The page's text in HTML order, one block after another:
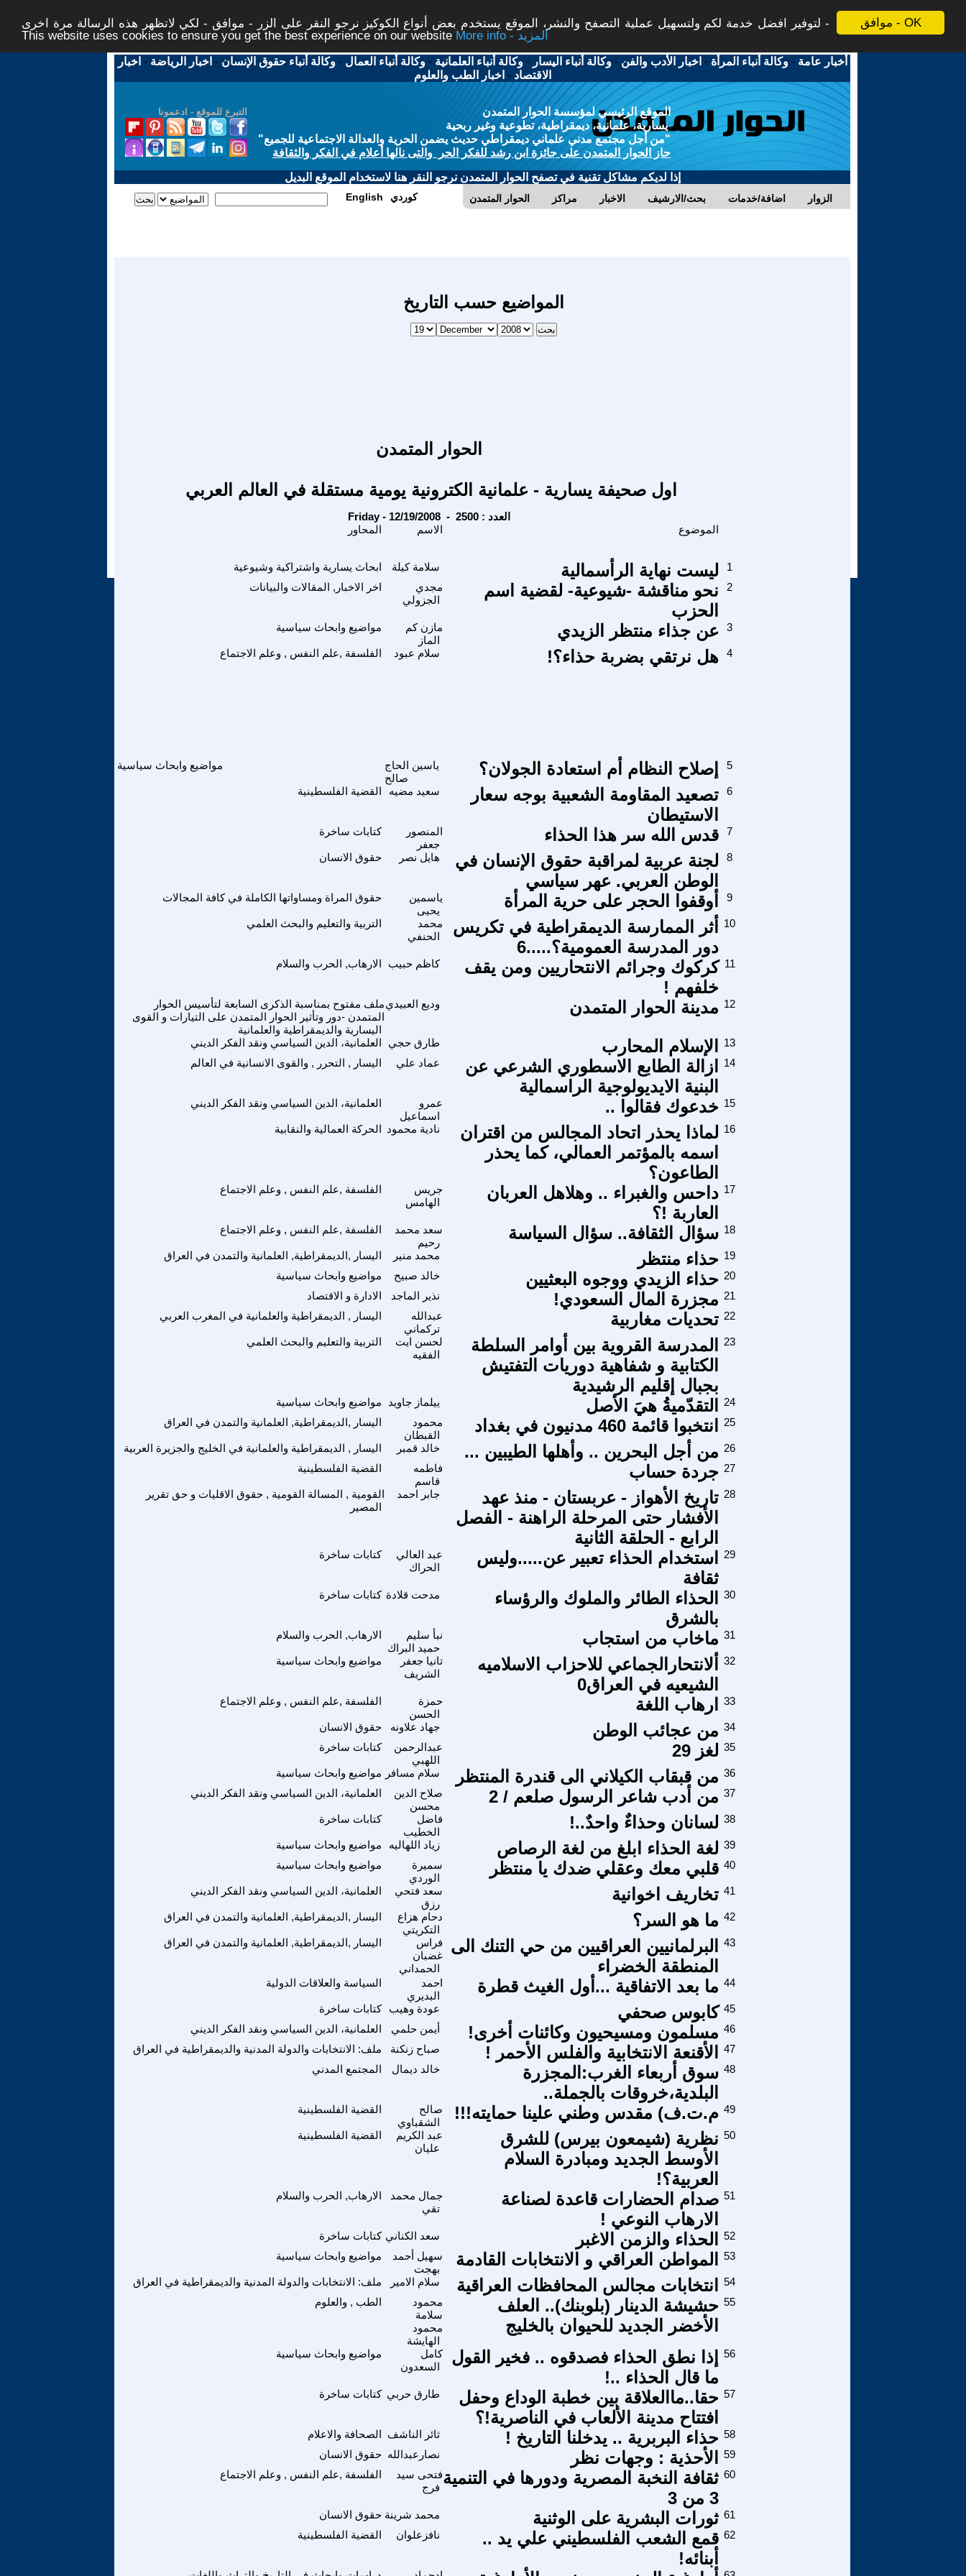
موافق - OK
لتوفير افضل خدمة لكم ولتسهيل عملية التصفح والنشر، الموقع يستخدم بعض أنواع الكوكيز نرجو النقر على الزر - موافق - لكي لاتظهر هذه الرسالة مرة اخرى -
This website uses cookies to ensure you get the best experience on our website
More info - المزيد
أخبار عامة -وكالة أنباء المرأة - اخبار الأدب والفن -وكالة أنباء اليسار -وكالة أنباء العلمانية -وكالة أنباء العمال -وكالة أنباء حقوق الإنسان - اخبار الرياضة - اخبار
الاقتصاد - اخبار الطب والعلوم
التبرع للموقع - ادعمونا
الموقع الرئيسي لمؤسسة الحوار المتمدن
يسارية، علمانية، ديمقراطية، تطوعية وغير ربحية
"من أجل مجتمع مدني علماني ديمقراطي حديث يضمن الحرية والعدالة الاجتماعية للجميع"
حاز الحوار المتمدن على جائزة ابن رشد للفكر الحر والتى نالها أعلام في الفكر والثقافة
إذا لديكم مشاكل تقنية في تصفح الحوار المتمدن نرجو النقر هنا لاستخدام الموقع البديل
الحوار المتمدن مراكز الاخبار بحث/الارشيف اضافة/خدمات الزوار English كوردي
المواضيع حسب التاريخ
الحوار المتمدن
اول صحيفة يسارية - علمانية الكترونية يومية مستقلة في العالم العربي
Friday - 12/19/2008 - العدد : 2500
الاسم الموضوع
ابحاث يسارية واشتراكية وشيوعية سلامة كيلة ليست نهاية الرأسمالية
1
اخر الاخبار, المقالات والبيانات
مجدي
الجزولي
نحو مناقشة -شيوعية- لقضية اسم
الحزب
2
مواضيع وابحاث سياسية
مازن كم
الماز
عن جذاء منتظر الزيدي 3
الفلسفة ,علم النفس , وعلم الاجتماع سلام عبود هل نرتقي بضربة حذاء؟! 4
مواضيع وابحاث سياسية
ياسين الحاج
صالح
إصلاح النظام أم استعادة الجولان؟ 5
القضية الفلسطينية سعيد مضيه
تصعيد المقاومة الشعبية بوجه سعار
الاستيطان
6
كتابات ساخرة
المنصور
جعفر
قدس الله سر هذا الحذاء 7
حقوق الانسان هايل نصر
لجنة عربية لمراقبة حقوق الإنسان في
الوطن العربي. عهر سياسي
8
حقوق المراة ومساواتها الكاملة في كافة المجالات
ياسمين
يحيى
أوقفوا الحجر على حرية المرأة 9
التربية والتعليم والبحث العلمي
محمد
الحنفي
أثر الممارسة الديمقراطية في تكريس
دور المدرسة العمومية؟.....6
10
الارهاب, الحرب والسلام كاظم حبيب
كركوك وجرائم الانتحاريين ومن يقف
خلفهم !
11
ملف مفتوح بمناسبة الذكرى السابعة لتأسيس الحوار
المتمدن -دور وتأثير الحوار المتمدن على التيارات و القوى
اليسارية والديمقراطية والعلمانية
وديع العبيدي مدينة الحوار المتمدن 12
العلمانية، الدين السياسي ونقد الفكر الديني طارق حجي الإسلام المحارب
13
اليسار , التحرر , والقوى الانسانية في العالم
عماد علي
ازالة الطابع الاسطوري الشرعي عن
البنية الايديولوجية الراسمالية
14
العلمانية، الدين السياسي ونقد الفكر الديني
عمرو
اسماعيل
خدعوك فقالوا .. 15
الحركة العمالية والنقابية نادية محمود
لماذا يحذر اتحاد المجالس من اقتران
اسمه بالمؤتمر العمالي، كما يحذر
الطاعون؟
16
الفلسفة ,علم النفس , وعلم الاجتماع
جريس
الهامس
داحس والغبراء .. وهلاهل العربان
العاربة !؟
17
الفلسفة ,علم النفس , وعلم الاجتماع
سعد محمد
رحيم
سؤال الثقافة.. سؤال السياسة 18
اليسار ,الديمقراطية, العلمانية والتمدن في العراق محمد منير حذاء منتظر 19
مواضيع وابحاث سياسية
خالد صبيح حذاء الزيدي ووجوه البعثيين 20
الادارة و الاقتصاد
نذير الماجد مجزرة المال السعودي! 21
اليسار , الديمقراطية والعلمانية في المغرب العربي
عبدالله
تركماني
تحديات مغاربية 22
التربية والتعليم والبحث العلمي
لحسن ايت
الفقيه
المدرسة القروية بين أوامر السلطة
الكتابية و شفاهية دوريات التفتيش
بجبال إقليم الرشيدية
23
مواضيع وابحاث سياسية ييلماز جاويد التقدّميةُ هيَ الأصل
24
اليسار ,الديمقراطية, العلمانية والتمدن في العراق
محمود
القبطان
انتخبوا قائمة 460 مدنيون في بغداد 25
اليسار , الديمقراطية والعلمانية في الخليج والجزيرة العربية خالد قمبر من أجل البحرين .. وأهلها الطيبين ... 26
القضية الفلسطينية
فاطمه
قاسم
جردة حساب 27
القومية , المسالة القومية , حقوق الاقليات و حق تقرير
المصير
جابر احمد
تاريخ الأهواز - عربستان - منذ عهد
الأفشار حتى المرحلة الراهنة - الفصل
الرابع - الحلقة الثانية
28
كتابات ساخرة
عبد العالي
الحراك
استخدام الحذاء تعبير عن.....وليس
ثقافة
29
كتابات ساخرة مدحت قلادة
الحذاء الطائر والملوك والرؤساء
بالشرق
30
الارهاب, الحرب والسلام
نبأ سليم
حميد البراك
ماخاب من استجاب 31
مواضيع وابحاث سياسية
تانيا جعفر
الشريف
ألانتحارالجماعي للاحزاب الاسلاميه
الشيعيه في العراق0
32
الفلسفة ,علم النفس , وعلم الاجتماع
حمزة
الحسن
ارهاب اللغة 33
حقوق الانسان جهاد علاونه من عجائب الوطن 34
كتابات ساخرة
عبدالرحمن
اللهبي
لغز 29 35
مواضيع وابحاث سياسية سلام مسافر من قبقاب الكيلاني الى قندرة المنتظر 36
العلمانية، الدين السياسي ونقد الفكر الديني
صلاح الدين
محسن
من أدب شاعر الرسول صلعم / 2 37
كتابات ساخرة
فاضل
الخطيب
لسانان وحذاءٌ واحدٌ..! 38
مواضيع وابحاث سياسية زياد اللهاليه لغة الحذاء ابلغ من لغة الرصاص 39
مواضيع وابحاث سياسية
سميرة
الوردي
قلبي معك وعقلي ضدك يا منتظر 40
العلمانية، الدين السياسي ونقد الفكر الديني
سعد فتحي
رزق
تخاريف اخوانية 41
اليسار ,الديمقراطية, العلمانية والتمدن في العراق
دحام هزاع
التكريتي
ما هو السر؟ 42
اليسار ,الديمقراطية, العلمانية والتمدن في العراق
فراس
غضبان
الحمداني
البرلمانيين العراقيين من حي التنك الى
المنطقة الخضراء
43
السياسة والعلاقات الدولية
احمد
البديري
ما بعد الاتفاقية ...أول الغيث قطرة 44
كتابات ساخرة عودة وهيب كابوس صحفي 45
العلمانية، الدين السياسي ونقد الفكر الديني
أيمن حلمي مسلمون ومسيحيون وكائنات أخرى! 46
ملف: الانتخابات والدولة المدنية والديمقراطية في العراق
صباح زنكنة الأقنعة الانتخابية والفلس الأحمر !
47
المجتمع المدني
خالد ديمال
سوق أربعاء الغرب:المجزرة
البلدية،خروقات بالجملة..
48
القضية الفلسطينية
صالح
الشقباوي
م.ت.ف) مقدس وطني علينا حمايته!!! 49
القضية الفلسطينية
عبد الكريم
عليان
نظرية (شيمعون بيرس) للشرق
الأوسط الجديد ومبادرة السلام
العربية؟!
50
الارهاب, الحرب والسلام
جمال محمد
تقي
صدام الحضارات قاعدة لصناعة
الارهاب النوعي !
51
كتابات ساخرة سعد الكناني الحذاء والزمن الاغبر
52
مواضيع وابحاث سياسية
سهيل أحمد
بهجت
المواطن العراقي و الانتخابات القادمة 53
ملف: الانتخابات والدولة المدنية والديمقراطية في العراق سلام الامير انتخابات مجالس المحافظات العراقية
54
الطب , والعلوم
محمود
سلامة
محمود
الهايشة
حشيشة الدينار (بلوبنك).. العلف
الأخضر الجديد للحيوان بالخليج
55
مواضيع وابحاث سياسية
كامل
السعدون
إذا نطق الحذاء فصدقوه .. فخير القول
ما قال الحذاء ..!
56
كتابات ساخرة طارق حربي
حقا..ماالعلاقة بين خطبة الوداع وحفل
افتتاح مدينة الألعاب في الناصرية!؟
57
الصحافة والاعلام ثائر الناشف حذاء البربرية .. يدخلنا التاريخ ! 58
حقوق الانسان نصارعبدالله الأحذية : وجهات نظر
59
الفلسفة ,علم النفس , وعلم الاجتماع
فتحى سيد
فرج ثقافة النخبة المصرية ودورها في التنمية
3 من 3
60
حقوق الانسان محمد شرينة ثورات البشرية على الوثنية 61
القضية الفلسطينية
نافزعلوان
قمع الشعب الفلسطيني علي يد ..
أبنائه!
62